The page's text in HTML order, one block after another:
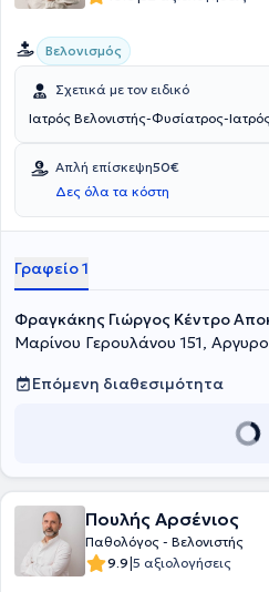
Βελονισμός
Σχετικά με τον ειδικό
Ιατρός Βελονιστής-Φυσίατρος-
Απλή επίσκεψη50€
Δες όλα τα κόστη
Γραφείο 1
Φραγκάκης Γιώργος Κέντρο
Μαρίνου Γερουλάνου 151,
Επόμενη διαθεσιμότητα
Πουλής Αρσένιος
Παθολόγος - Βελονιστής
9.9|5 αξιολογήσεις